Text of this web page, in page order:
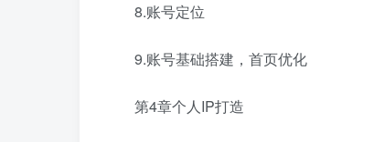
8.账号定位
9.账号基础搭建，首页优化
第4章个人IP打造